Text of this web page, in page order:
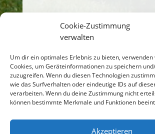
Cookie-Zustimmung
verwalten
Um dir ein optimales Erlebnis zu bieten,
Cookies, um Geräteinformationen zu speichern
zuzugreifen. Wenn du diesen Technologien
wie das Surfverhalten oder eindeutige IDs auf
verarbeiten. Wenn du deine Zustimmung nicht
können bestimmte Merkmale und Funktionen
Akzeptieren
Einen Kommentar
abschicken
Du musstangemeldetsein, um
Kommentar abzugeben.